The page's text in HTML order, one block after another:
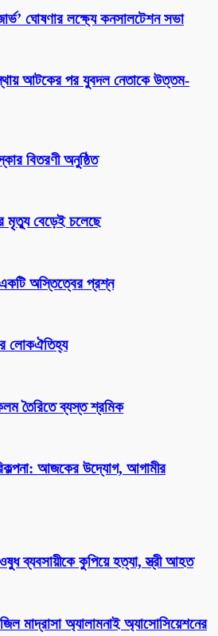
ঘোষণার লক্ষ্যে কনসালটেশন সভা
আটকের পর যুবদল নেতাকে উত্তম-
বিতরণী অনুষ্ঠিত
মৃত্যু বেড়েই চলেছে
অস্তিত্বের প্রশ্ন
লোকঐতিহ্য
তৈরিতে ব্যস্ত শ্রমিক
আজকের উদ্যোগ, আগামীর
ব্যবসায়ীকে কুপিয়ে হত্যা, স্ত্রী আহত
মাদ্রাসা অ্যালামনাই অ্যাসোসিয়েশনের